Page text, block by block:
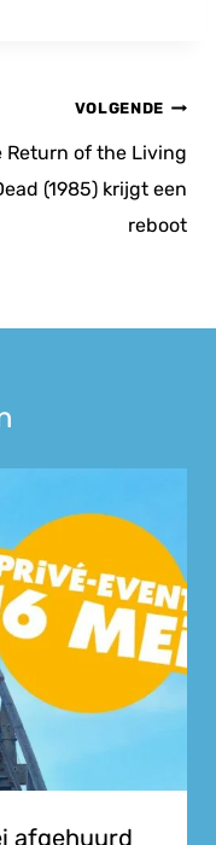
VOLGENDE
Return of the Living
(1985) krijgt een
reboot
afgehuurd